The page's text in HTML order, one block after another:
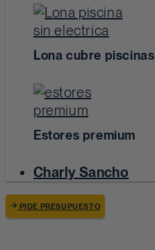
Lona cubre piscinas
Estores premium
Charly Sancho
PIDE PRESUPUESTO